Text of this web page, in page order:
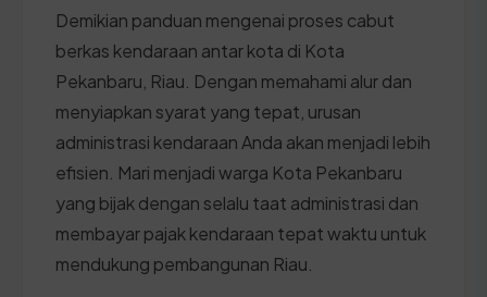
Demikian panduan mengenai proses cabut
berkas kendaraan antar kota di Kota
Pekanbaru, Riau. Dengan memahami alur dan
menyiapkan syarat yang tepat, urusan
administrasi kendaraan Anda akan menjadi lebih
efisien. Mari menjadi warga Kota Pekanbaru
yang bijak dengan selalu taat administrasi dan
membayar pajak kendaraan tepat waktu untuk
mendukung pembangunan Riau.